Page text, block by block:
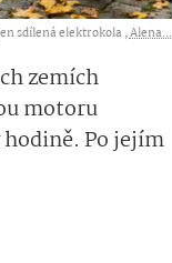
sdílená elektrokola ,Alena...
zemích
motoru
. Po jejím